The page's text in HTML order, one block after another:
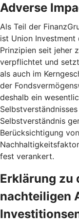
Adverse
Als Teil der
ist Union
Prinzipien seit jeher
verpflichtet und
als auch im
der
deshalb ein
Selbstverständnis
Berücksichtigung
fest verankert.
Erklärung zu
nachteiligen